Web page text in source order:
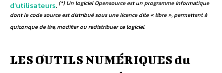
d’utilisateurs. (*) Un logiciel Opensource est un programme informatique
dont le code source est distribué sous une licence dite « libre », permettant à
quiconque de lire, modifier ou redistribuer ce logiciel.
LES OUTILS NUMÉRIQUES du